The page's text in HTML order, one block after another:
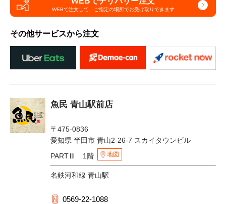
WEBで注文して、 ご指定の場所でお受け取りできます
その他サービスから注文
魚民 青山駅前店
〒475-0836
愛知県 半田市 青山2-26-7 スカイタウンビル
PARTⅢ 1階
地図
名鉄河和線 青山駅
0569-22-1088